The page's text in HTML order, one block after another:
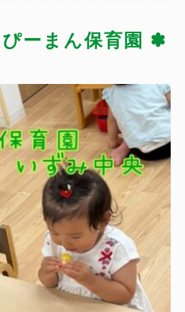
ぴーまん保育園 ✽